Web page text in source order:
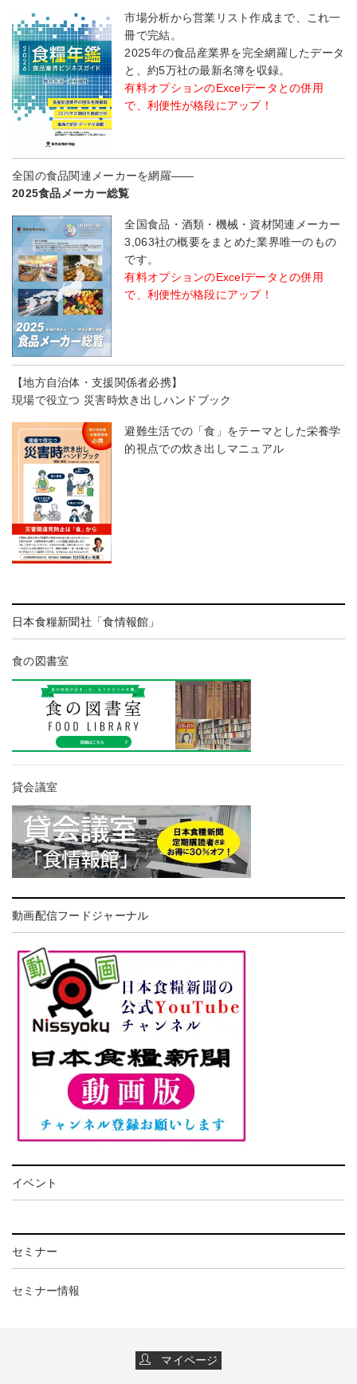
市場分析から営業リスト作成まで、これ一
冊で完結。
2025年の食品産業界を完全網羅したデータ
と、約5万社の最新名簿を収録。
有料オプションのExcelデータとの併用
で、利便性が格段にアップ！
全国の食品関連メーカーを網羅――
2025食品メーカー総覧
全国食品・酒類・機械・資材関連メーカー
3,063社の概要をまとめた業界唯一のもの
です。
有料オプションのExcelデータとの併用
で、利便性が格段にアップ！
【地方自治体・支援関係者必携】
現場で役立つ 災害時炊き出しハンドブック
避難生活での「食」をテーマとした栄養学
的視点での炊き出しマニュアル
日本食糧新聞社「食情報館」
食の図書室
貸会議室
動画配信フードジャーナル
イベント
セミナー
セミナー情報
マイページ